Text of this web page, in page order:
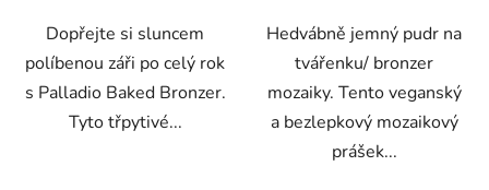
Dopřejte si sluncem
políbenou záři po celý rok
s Palladio Baked Bronzer.
Tyto třpytivé...
Hedvábně jemný pudr na
tvářenku/ bronzer
mozaiky. Tento veganský
a bezlepkový mozaikový
prášek...